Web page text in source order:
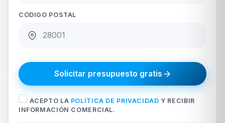
CÓDIGO POSTAL
Solicitar presupuesto gratis
ACEPTO LA POLÍTICA DE PRIVACIDAD Y RECIBIR
INFORMACIÓN COMERCIAL.